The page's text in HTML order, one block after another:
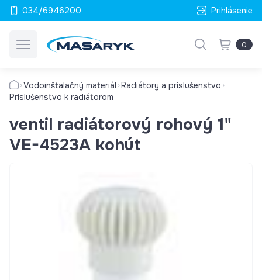
034/6946200 Prihlásenie
0
Vodoinštalačný materiál Radiátory a príslušenstvo
Príslušenstvo k radiátorom
ventil radiátorový rohový 1"
VE-4523A kohút